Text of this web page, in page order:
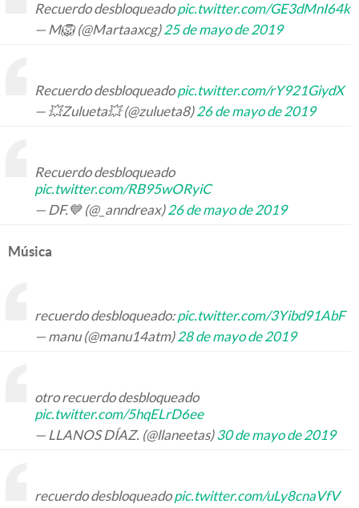
Recuerdo desbloqueadopic.twitter.com/GE3dMnI64k
— M🦁 (@Martaaxcg)25 de mayo de 2019
Recuerdo desbloqueadopic.twitter.com/rY921GiydX
— 💥Zulueta💥 (@zulueta8)26 de mayo de 2019
Recuerdo desbloqueado
pic.twitter.com/RB95wORyiC
— DF.💙 (@_anndreax)26 de mayo de 2019
Música
recuerdo desbloqueado:pic.twitter.com/3Yibd91AbF
— manu (@manu14atm)28 de mayo de 2019
otro recuerdo desbloqueado
pic.twitter.com/5hqELrD6ee
— LLANOS DÍAZ. (@llaneetas)30 de mayo de 2019
recuerdo desbloqueadopic.twitter.com/uLy8cnaVfV